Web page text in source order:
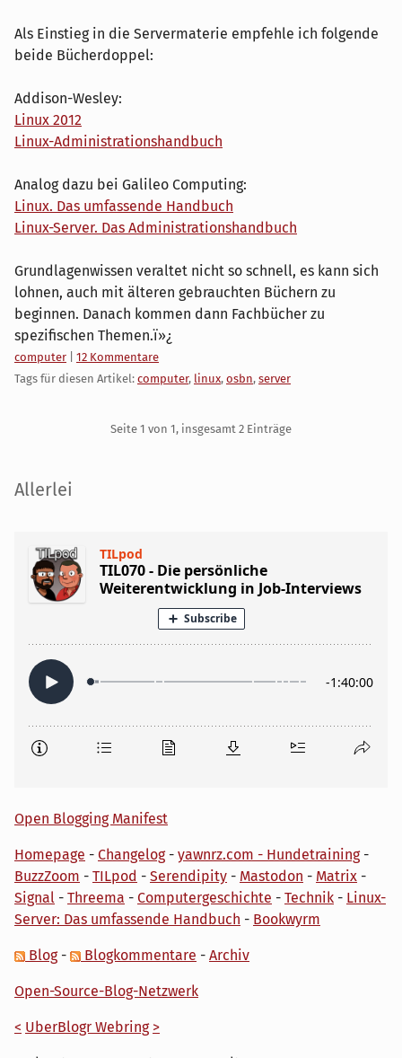
Als Einstieg in die Servermaterie empfehle ich folgende
beide Bücherdoppel:
Addison-Wesley:
Linux 2012
Linux-Administrationshandbuch
Analog dazu bei Galileo Computing:
Linux. Das umfassende Handbuch
Linux-Server. Das Administrationshandbuch
Grundlagenwissen veraltet nicht so schnell, es kann sich
lohnen, auch mit älteren gebrauchten Büchern zu
beginnen. Danach kommen dann Fachbücher zu
spezifischen Themen.ï»¿
Kategorien:
computer
12 Kommentare
Tags für diesen Artikel: computer, linux, osbn, server
Seite 1 von 1, insgesamt 2 Einträge
Seitenleiste
Allerlei
Open Blogging Manifest
Homepage - Changelog- yawnrz.com - Hundetraining-
BuzzZoom - TILpod - Serendipity - Mastodon - Matrix -
Signal - Threema - Computergeschichte - Technik - Linux-
Server: Das umfassende Handbuch - Bookwyrm
Blog- Blogkommentare - Archiv
Open-Source-Blog-Netzwerk
< UberBlogr Webring >